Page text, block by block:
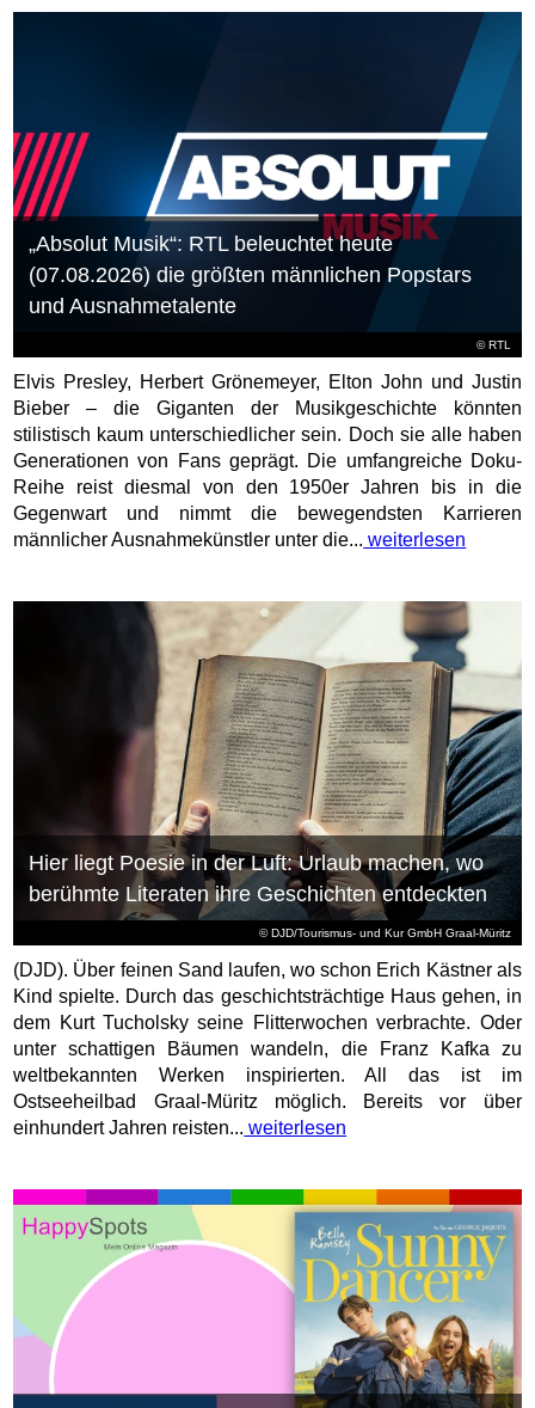
©RTL
„Absolut Musik“: RTL beleuchtet heute
(07.08.2026) die größten männlichen Popstars
und Ausnahmetalente
Elvis Presley, Herbert Grönemeyer, Elton John und Justin
Bieber – die Giganten der Musikgeschichte könnten
stilistisch kaum unterschiedlicher sein. Doch sie alle haben
Generationen von Fans geprägt. Die umfangreiche Doku-
Reihe reist diesmal von den 1950er Jahren bis in die
Gegenwart und nimmt die bewegendsten Karrieren
männlicher Ausnahmekünstler unter die... weiterlesen
© DJD/Tourismus- und Kur GmbH Graal-Müritz
Hier liegt Poesie in der Luft: Urlaub machen, wo
berühmte Literaten ihre Geschichten entdeckten
(DJD). Über feinen Sand laufen, wo schon Erich Kästner als
Kind spielte. Durch das geschichtsträchtige Haus gehen, in
dem Kurt Tucholsky seine Flitterwochen verbrachte. Oder
unter schattigen Bäumen wandeln, die Franz Kafka zu
weltbekannten Werken inspirierten. All das ist im
Ostseeheilbad Graal-Müritz möglich. Bereits vor über
einhundert Jahren reisten... weiterlesen